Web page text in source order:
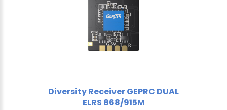
Diversity Receiver GEPRC DUAL
ELRS 868/915M